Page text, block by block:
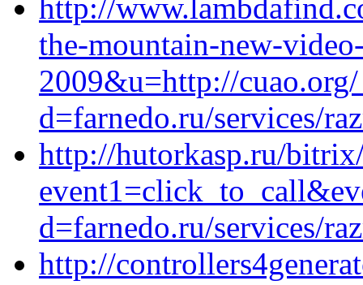
http://
the-mountain-new-
2009&u=http://
d=farnedo.ru/services/
http://hutorkasp.ru/
d=farnedo.ru/services/
http://